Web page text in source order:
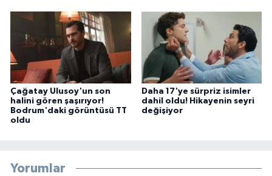
Çağatay Ulusoy'un son
halini gören şaşırıyor!
Bodrum'daki görüntüsü TT
oldu
Daha 17'ye sürpriz isimler
dahil oldu! Hikayenin seyri
değişiyor
Yorumlar